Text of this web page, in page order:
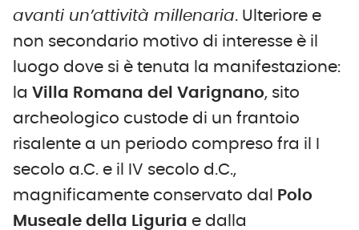
avanti un’attività millenaria. Ulteriore e
non secondario motivo di interesse è il
luogo dove si è tenuta la manifestazione:
la Villa Romana del Varignano, sito
archeologico custode di un frantoio
risalente a un periodo compreso fra il I
secolo a.C. e il IV secolo d.C.,
magnificamente conservato dal
Polo
Museale della Liguria e dalla